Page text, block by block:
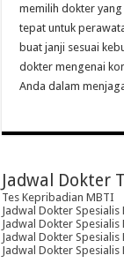
memilih dokter
tepat untuk
buat janji sesuai
dokter mengenai
Anda dalam
Jadwal Dokter
Tes Kepribadian MBTI
Jadwal Dokter Spesialis
Jadwal Dokter
Jadwal Dokter Spesialis
Jadwal Dokter